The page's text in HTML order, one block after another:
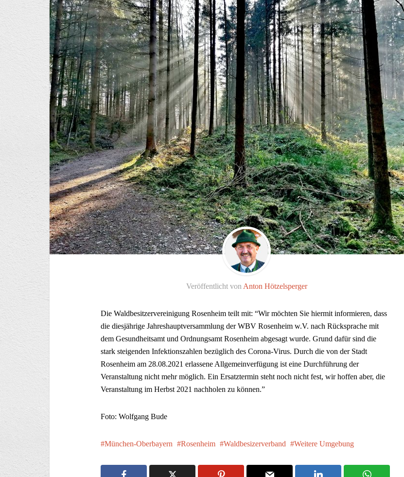
Veröffentlicht von Anton Hötzelsperger
Die Waldbesitzervereinigung Rosenheim teilt mit: “Wir möchten Sie hiermit informieren, dass
die diesjährige Jahreshauptversammlung der WBV Rosenheim w.V. nach Rücksprache mit
dem Gesundheitsamt und Ordnungsamt Rosenheim abgesagt wurde. Grund dafür sind die
stark steigenden Infektionszahlen bezüglich des Corona-Virus. Durch die von der Stadt
Rosenheim am 28.08.2021 erlassene Allgemeinverfügung ist eine Durchführung der
Veranstaltung nicht mehr möglich. Ein Ersatztermin steht noch nicht fest, wir hoffen aber, die
Veranstaltung im Herbst 2021 nachholen zu können.”
Foto: Wolfgang Bude
München-Oberbayern Rosenheim Waldbesizerverband Weitere Umgebung